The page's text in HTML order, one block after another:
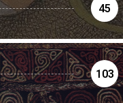
45
103